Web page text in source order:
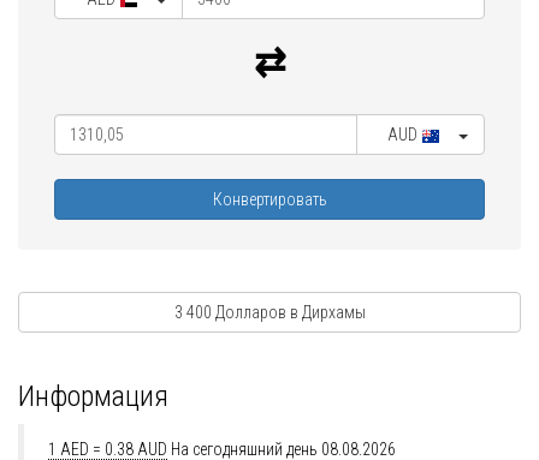
AUD
Конвертировать
3 400 Долларов в Дирхамы
Информация
1 AED = 0.38 AUD На сегодняшний день 08.08.2026